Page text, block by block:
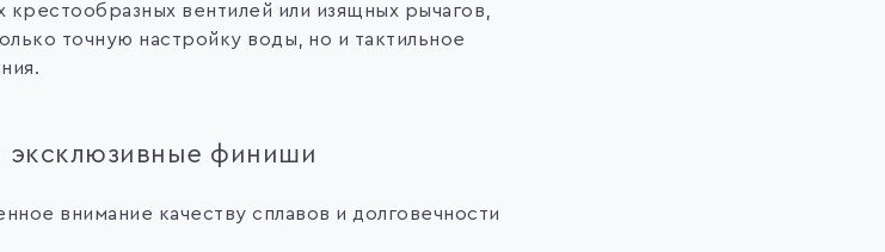
крестообразных вентилей или изящных рычагов,
точную настройку воды, но и тактильное
эксклюзивные финиши
внимание качеству сплавов и долговечности